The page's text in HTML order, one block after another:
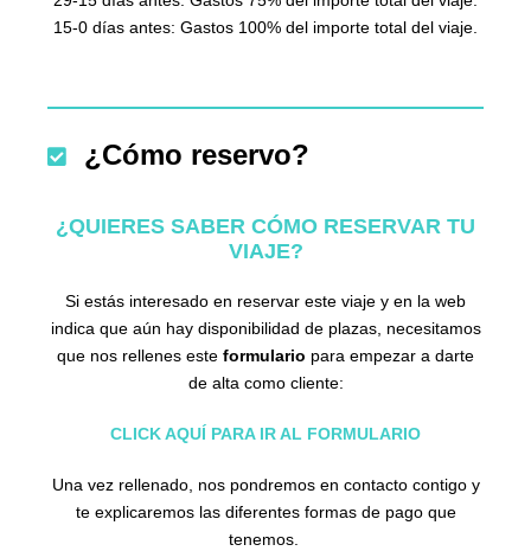
15-0 días antes: Gastos 100% del importe total del viaje.
¿Cómo reservo?
¿QUIERES SABER CÓMO RESERVAR TU
VIAJE?
Si estás interesado en reservar este viaje y en la web
indica que aún hay disponibilidad de plazas, necesitamos
que nos rellenes este formulario para empezar a darte
de alta como cliente:
CLICK AQUÍ PARA IR AL FORMULARIO
Una vez rellenado, nos pondremos en contacto contigo y
te explicaremos las diferentes formas de pago que
tenemos.